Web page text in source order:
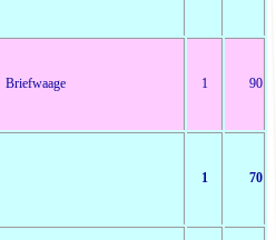
Briefwaage 1 90
1 70